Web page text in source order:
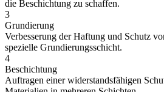
die Beschichtung zu schaffen.
3
Grundierung
Verbesserung der Haftung und Schutz
spezielle Grundierungsschicht.
4
Beschichtung
Auftragen einer widerstandsfähigen